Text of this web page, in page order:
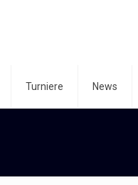
Turniere News